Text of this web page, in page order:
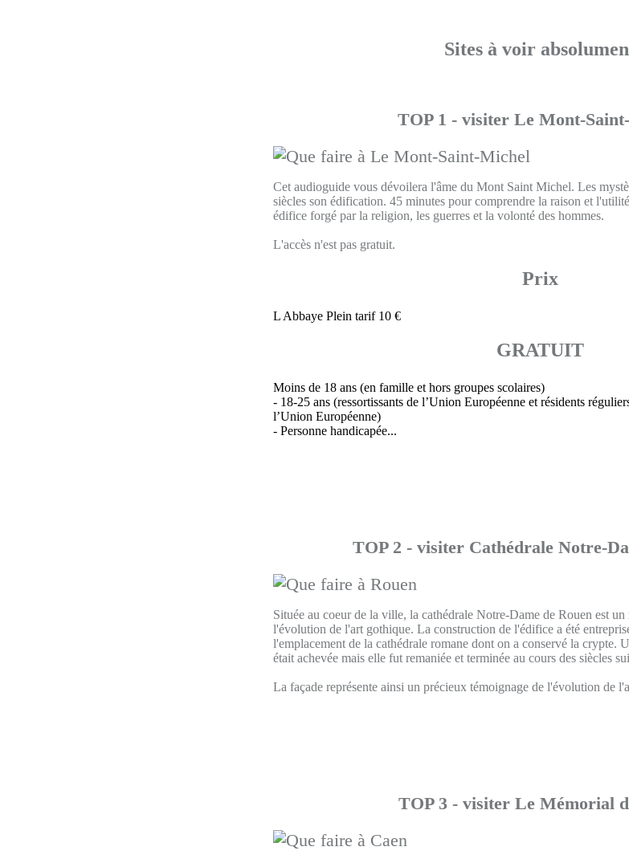
Sites à voir
TOP 1 - visiter Le Mont-
Cet audioguide vous dévoilera l'âme du Mont Saint Michel. Les
siècles son édification. 45 minutes pour comprendre la raison et
édifice forgé par la religion, les guerres et la volonté des hommes.
L'accès n'est pas gratuit.
Prix
L Abbaye Plein tarif 10 €
GRATUIT
Moins de 18 ans (en famille et hors groupes scolaires)
- 18-25 ans (ressortissants de l’Union Européenne et résidents
l’Union Européenne)
- Personne handicapée...
TOP 2 - visiter Cathédrale Notre-
Située au coeur de la ville, la cathédrale Notre-Dame de Rouen est
l'évolution de l'art gothique. La construction de l'édifice a été
l'emplacement de la cathédrale romane dont on a conservé la crypte.
était achevée mais elle fut remaniée et terminée au cours des siècles
La façade représente ainsi un précieux témoignage de l'évolution de
TOP 3 - visiter Le Mémorial